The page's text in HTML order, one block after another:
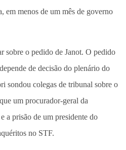
em menos de um mês de governo
sobre o pedido de Janot. O pedido
de decisão do plenário do
sondou colegas de tribunal sobre o
um procurador-geral da
a prisão de um presidente do
no STF.